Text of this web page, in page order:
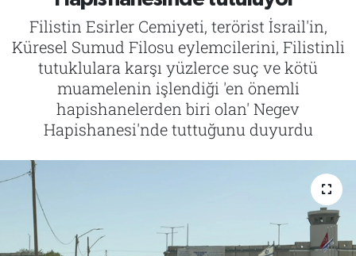
Filistin Esirler Cemiyeti, terörist İsrail'in,
Küresel Sumud Filosu eylemcilerini, Filistinli
tutuklulara karşı yüzlerce suç ve kötü
muamelenin işlendiği 'en önemli
hapishanelerden biri olan' Negev
Hapishanesi'nde tuttuğunu duyurdu
Tarih
İletişim
Künye